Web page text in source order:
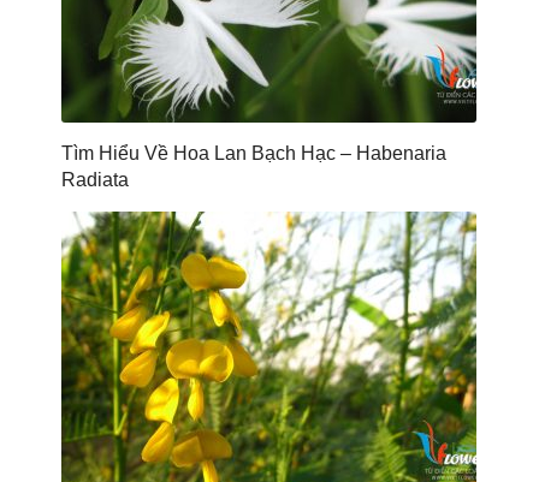
Tìm Hiểu Về Hoa Lan Bạch Hạc – Habenaria
Radiata